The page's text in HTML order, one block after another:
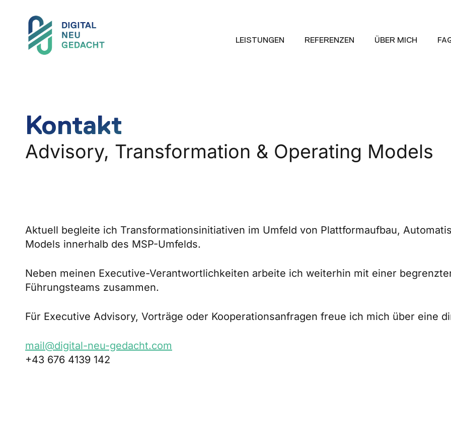
LEISTUNGEN REFERENZEN ÜBER MICH
Kontakt
Advisory, Transformation & Operating Models
Aktuell begleite ich Transformationsinitiativen im Umfeld von Plattformaufbau,
Models innerhalb des MSP-Umfelds.
Neben meinen Executive-Verantwortlichkeiten arbeite ich weiterhin mit einer
Führungsteams zusammen.
Für Executive Advisory, Vorträge oder Kooperationsanfragen freue ich mich über eine
mail@digital-neu-gedacht.com
+43 676 4139 142